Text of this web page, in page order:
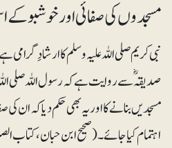
مسجدوں کی صفائی اور خوشبو کے
نبی کریم صلی اللہ علیہ وسلم کا ارشادِ
صدیقہ ؓ سے روایت ہے کہ رسول اللہ صلی
مسجدیں بنانے کا اور یہ بھی حکم دیا کہ ان کی
اہتمام کیا جائے۔ (صحیح ابن حبان، کتاب